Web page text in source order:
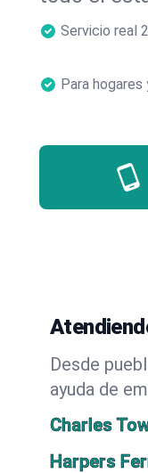
Servicio real
Para
Desde
ayuda de
Charles
Harpers